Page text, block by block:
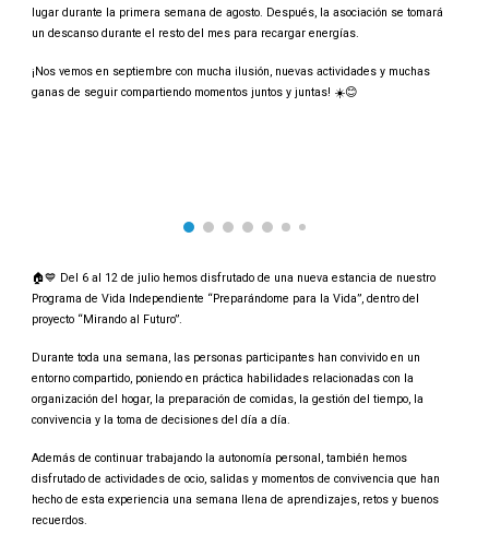
lugar durante la primera semana de agosto. Después, la asociación se tomará
un descanso durante el resto del mes para recargar energías.
¡Nos vemos en septiembre con mucha ilusión, nuevas actividades y muchas
ganas de seguir compartiendo momentos juntos y juntas! ☀️😊
🏠💙 Del 6 al 12 de julio hemos disfrutado de una nueva estancia de nuestro
Programa de Vida Independiente “Preparándome para la Vida”, dentro del
proyecto “Mirando al Futuro”.
Durante toda una semana, las personas participantes han convivido en un
entorno compartido, poniendo en práctica habilidades relacionadas con la
organización del hogar, la preparación de comidas, la gestión del tiempo, la
convivencia y la toma de decisiones del día a día.
Además de continuar trabajando la autonomía personal, también hemos
disfrutado de actividades de ocio, salidas y momentos de convivencia que han
hecho de esta experiencia una semana llena de aprendizajes, retos y buenos
recuerdos.